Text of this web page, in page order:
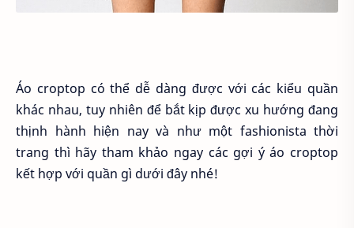
Áo croptop có thể dễ dàng được với các kiểu quần
khác nhau, tuy nhiên để bắt kịp được xu hướng đang
thịnh hành hiện nay và như một fashionista thời
trang thì hãy tham khảo ngay các gợi ý áo croptop
kết hợp với quần gì dưới đây nhé!